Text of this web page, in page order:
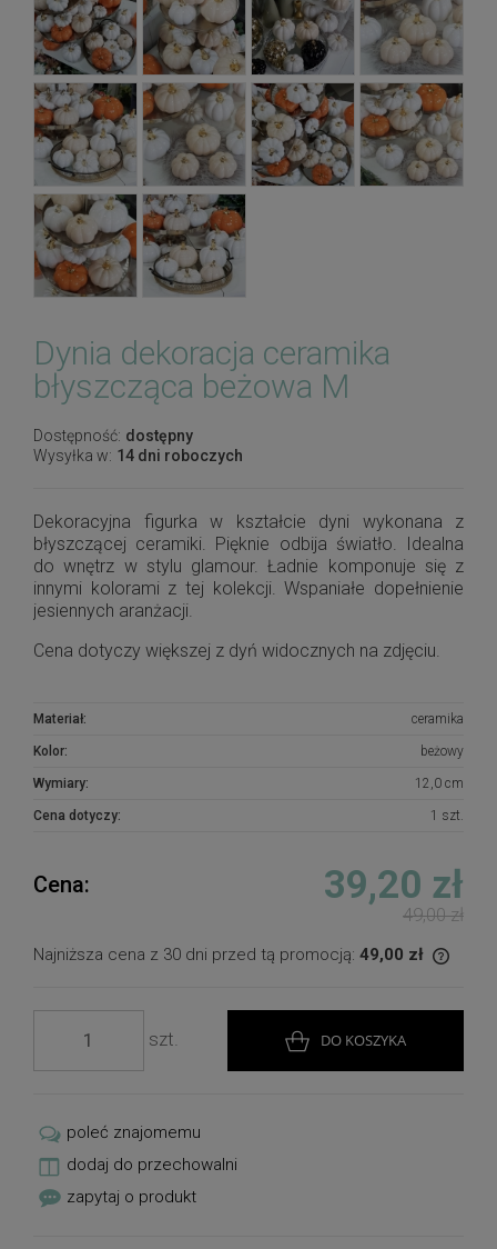
Dynia dekoracja ceramika
błyszcząca beżowa M
Dostępność: dostępny
Wysyłka w: 14 dni roboczych
Dekoracyjna figurka w kształcie dyni wykonana z
błyszczącej ceramiki. Pięknie odbija światło. Idealna
do wnętrz w stylu glamour. Ładnie komponuje się z
innymi kolorami z tej kolekcji. Wspaniałe dopełnienie
jesiennych aranżacji.
Cena dotyczy większej z dyń widocznych na zdjęciu.
Materiał: ceramika
Kolor: beżowy
Wymiary: 12,0 cm
Cena dotyczy: 1 szt.
Cena: 39,20 zł
49,00 zł
Najniższa cena z 30 dni przed tą promocją: 49,00 zł
szt. DO KOSZYKA
poleć znajomemu
dodaj do przechowalni
zapytaj o produkt